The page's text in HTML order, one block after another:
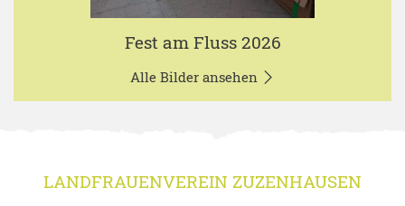
Fest am Fluss 2026
Alle Bilder ansehen
LANDFRAUENVEREIN ZUZENHAUSEN